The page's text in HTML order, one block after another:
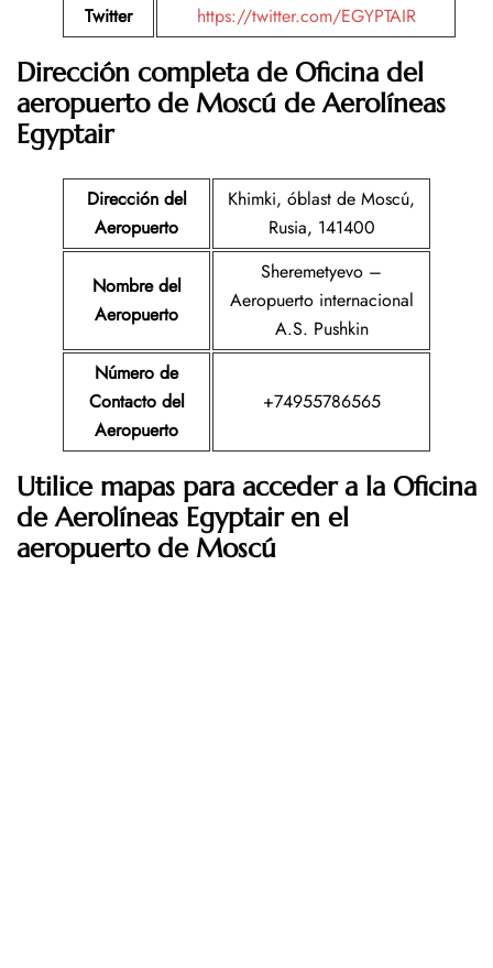
Twitter
https://twitter.com/EGYPTAIR
Dirección completa de Oficina del
aeropuerto de Moscú de Aerolíneas
Egyptair
Dirección del
Aeropuerto
Khimki, óblast de Moscú,
Rusia, 141400
Nombre del
Aeropuerto
Sheremetyevo –
Aeropuerto internacional
A.S. Pushkin
Número de
Contacto del
Aeropuerto
+74955786565
Utilice mapas para acceder a la Oficina
de Aerolíneas Egyptair en el
aeropuerto de Moscú